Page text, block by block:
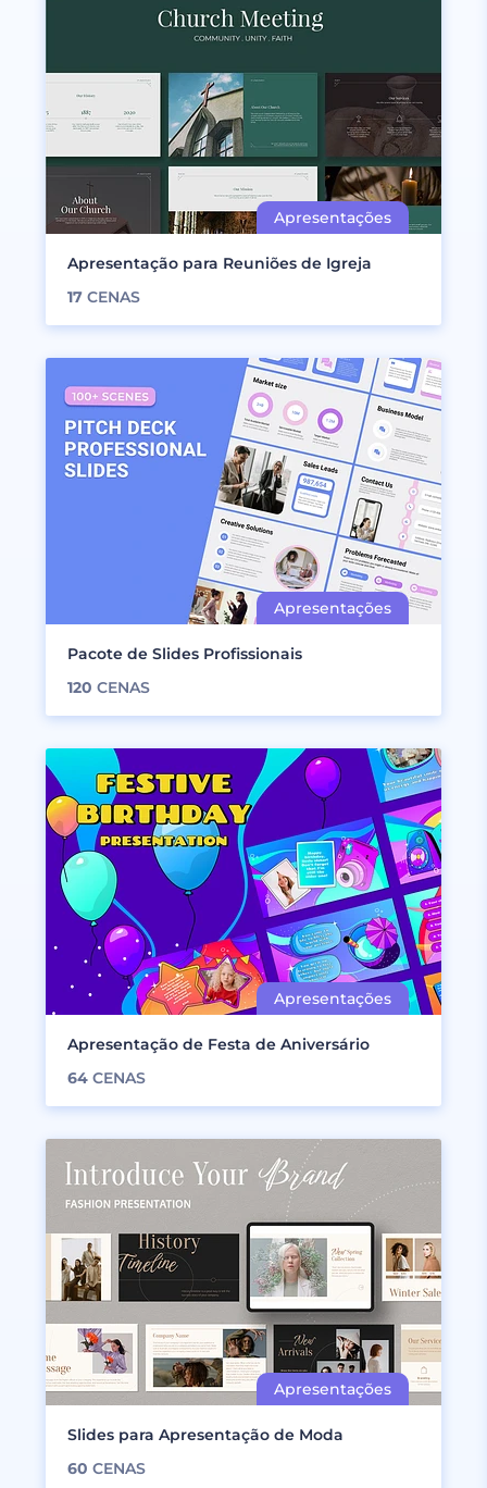
Apresentação para Reuniões de Igreja
17 CENAS
Pacote de Slides Profissionais
120 CENAS
Apresentação de Festa de Aniversário
64 CENAS
Slides para Apresentação de Moda
60 CENAS